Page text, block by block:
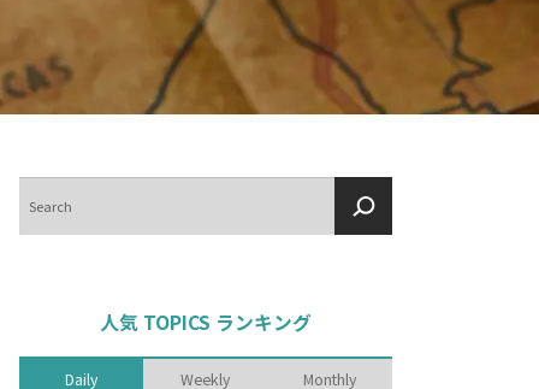
索
人気 TOPICS ランキング
Daily Weekly Monthly